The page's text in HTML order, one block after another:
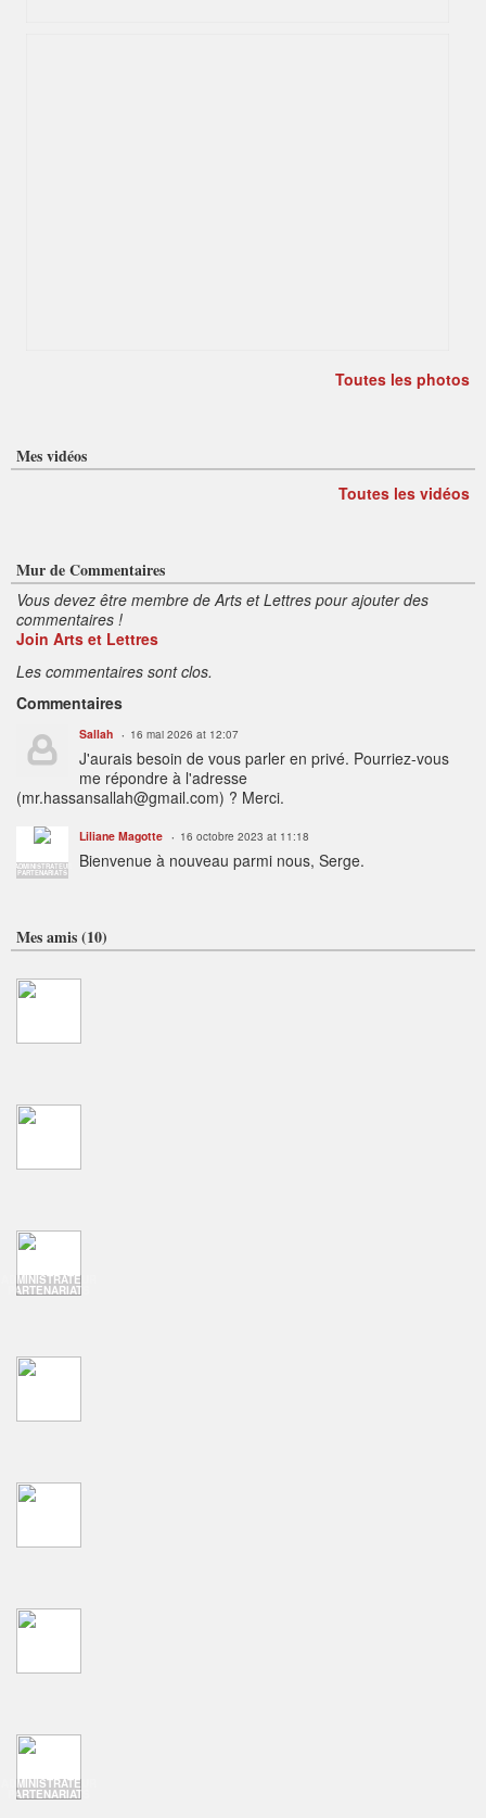
Toutes les photos
Mes vidéos
Toutes les vidéos
Mur de Commentaires
Vous devez être membre de Arts et Lettres pour ajouter des
commentaires !
Join Arts et Lettres
Les commentaires sont clos.
Commentaires
Sallah 16 mai 2026 at 12:07
J'aurais besoin de vous parler en privé. Pourriez-vous
me répondre à l'adresse
(mr.hassansallah@gmail.com) ? Merci.
ADMINISTRATEUR
PARTENARIATS
Liliane Magotte 16 octobre 2023 at 11:18
Bienvenue à nouveau parmi nous, Serge.
Mes amis (10)
ADMINISTRATEUR
PARTENARIATS
ADMINISTRATEUR
PARTENARIATS